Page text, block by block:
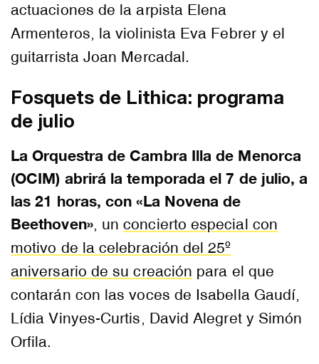
actuaciones de la arpista Elena
Armenteros, la violinista Eva Febrer y el
guitarrista Joan Mercadal.
Fosquets de Lithica: programa
de julio
La Orquestra de Cambra Illa de Menorca
(OCIM) abrirá la temporada el 7 de julio, a
las 21 horas, con «La Novena de
Beethoven», unconcierto especial con
motivo de la celebración del 25º
aniversario de su creación para el que
contarán con las voces de Isabella Gaudí,
Lídia Vinyes-Curtis, David Alegret y Simón
Orfila.